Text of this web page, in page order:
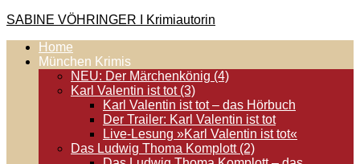
Zum
springen
SABINE VÖHRINGER I Krimiautorin
Krimis, bei denen das universell Menschliche im Vordergrund
steht. Spielen zentral in der Münchner Altstadt.
Home
München Krimis
NEU: Der Märchenkönig (4)
Karl Valentin ist tot (3)
Karl Valentin ist tot – das Hörbuch
Der Trailer: Karl Valentin ist tot
Live-Lesung »Karl Valentin ist tot«
Das Ludwig Thoma Komplott (2)